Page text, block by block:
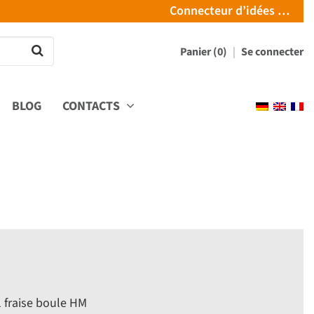
Connecteur d’idées …
Panier (0) Se connecter
BLOG CONTACTS
boule HM